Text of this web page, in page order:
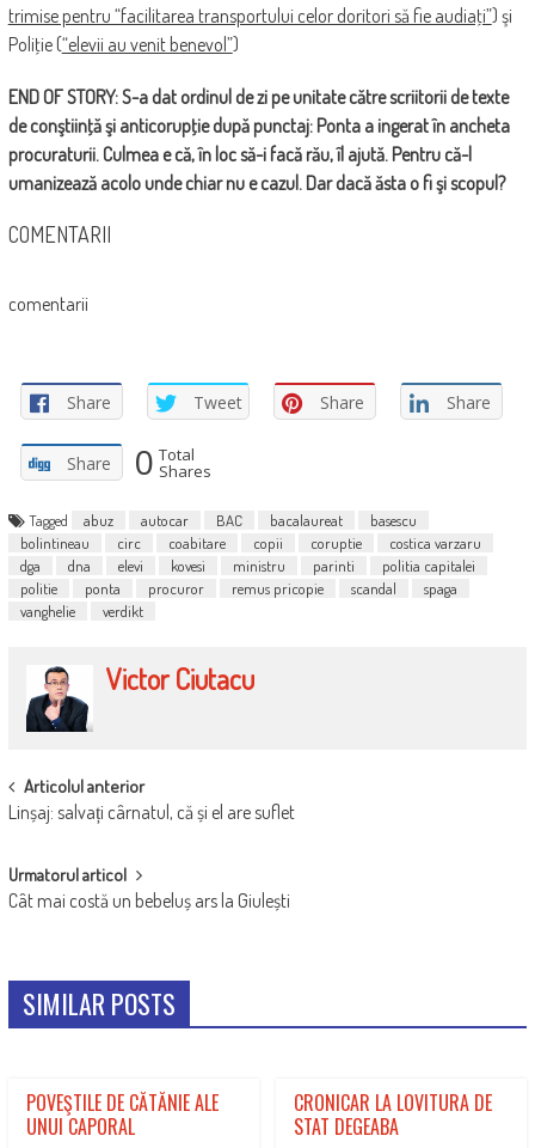
trimise pentru “facilitarea transportului celor doritori să fie audiaţi”) şi
Poliţie (“elevii au venit benevol”)
END OF STORY:S-a dat ordinul de zi pe unitate către scriitorii de texte
de conştiinţă şi anticorupţie după punctaj: Ponta a ingerat în ancheta
procuraturii. Culmea e că, în loc să-i facă rău, îl ajută. Pentru că-l
umanizează acolo unde chiar nu e cazul. Dar dacă ăsta o fi şi scopul?
COMENTARII
comentarii
Share Tweet Share Share
Share 0 Total
Shares
Tagged abuz autocar BAC bacalaureat
basescu
bolintineau
circ coabitare copii coruptie
costica varzaru
dga
dna elevi kovesi ministru parinti
politia capitalei
politie
ponta procuror remus pricopie scandal
spaga
vanghelie
verdikt
Victor Ciutacu
POST
NAVIGATION
Articolul anterior
Linșaj: salvați cârnatul, că și el are suflet
Urmatorul articol
Cât mai costă un bebeluș ars la Giulești
SIMILAR POSTS
POVEŞTILE DE CĂTĂNIE ALE
UNUI CAPORAL
CRONICAR LA LOVITURA DE
STAT DEGEABA